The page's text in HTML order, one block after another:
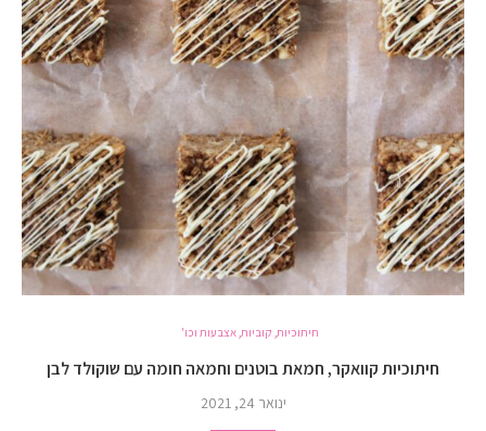
חיתוכיות, קוביות, אצבעות וכו'
חיתוכיות קוואקר, חמאת בוטנים וחמאה חומה עם שוקולד לבן
ינואר 24, 2021